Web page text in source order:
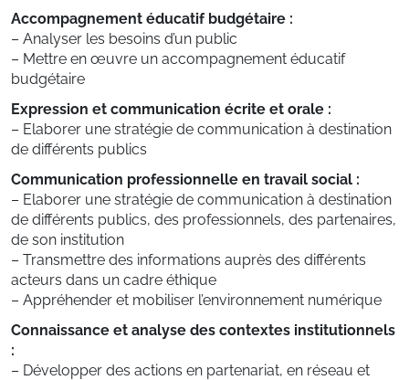
Accompagnement éducatif budgétaire :
– Analyser les besoins d’un public
– Mettre en œuvre un accompagnement éducatif
budgétaire
Expression et communication écrite et orale :
– Elaborer une stratégie de communication à destination
de différents publics
Communication professionnelle en travail social :
– Elaborer une stratégie de communication à destination
de différents publics, des professionnels, des partenaires,
de son institution
– Transmettre des informations auprès des différents
acteurs dans un cadre éthique
– Appréhender et mobiliser l’environnement numérique
Connaissance et analyse des contextes institutionnels
:
– Développer des actions en partenariat, en réseau et